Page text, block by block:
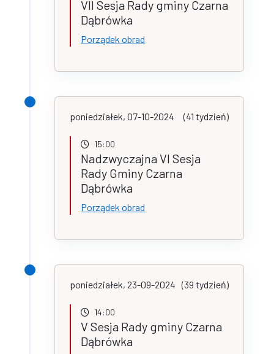
VII Sesja Rady gminy Czarna
Dąbrówka
Porządek obrad
poniedziałek, 07-10-2024 (41 tydzień)
15:00
Nadzwyczajna VI Sesja
Rady Gminy Czarna
Dąbrówka
Porządek obrad
poniedziałek, 23-09-2024 (39 tydzień)
14:00
V Sesja Rady gminy Czarna
Dąbrówka